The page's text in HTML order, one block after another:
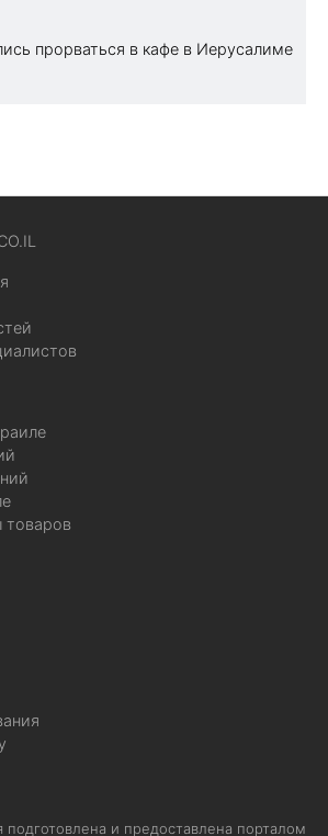
прорваться в кафе в Иерусалиме
товаров
и предоставлена порталом